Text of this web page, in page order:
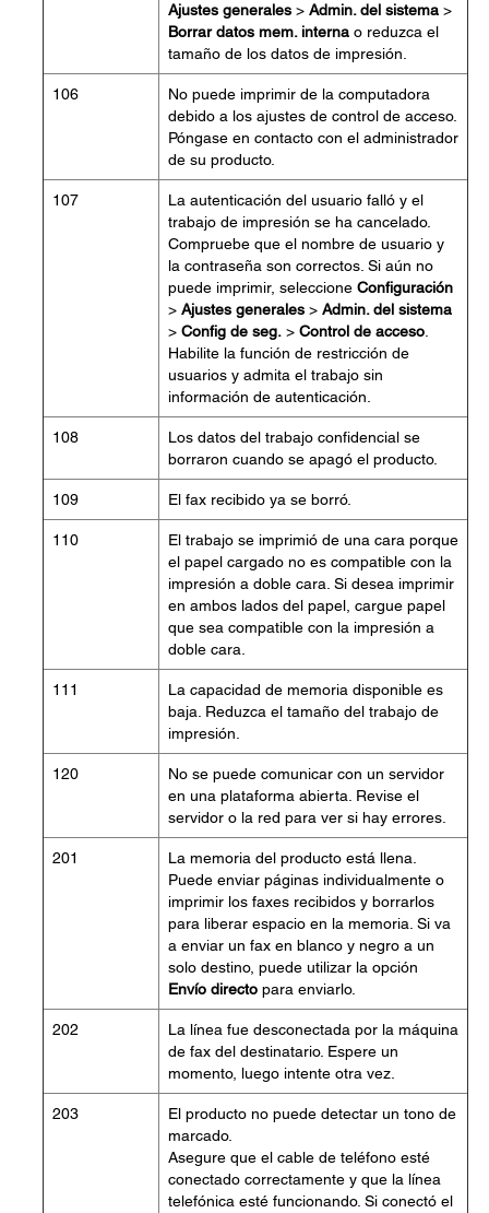
Ajustes generales > Admin. del sistema >
Borrar datos mem. interna o reduzca el
tamaño de los datos de impresión.
106
No puede imprimir de la computadora
debido a los ajustes de control de acceso.
Póngase en contacto con el administrador
de su producto.
107
La autenticación del usuario falló y el
trabajo de impresión se ha cancelado.
Compruebe que el nombre de usuario y
la contraseña son correctos. Si aún no
puede imprimir, seleccione Configuración
> Ajustes generales > Admin. del sistema
> Config de seg. > Control de acceso
Habilite la función de restricción de
usuarios y admita el trabajo sin
información de autenticación.
108
Los datos del trabajo confidencial se
borraron cuando se apagó el producto.
109 El fax recibido ya se borró.
110
El trabajo se imprimió de una cara porque
el papel cargado no es compatible con la
impresión a doble cara. Si desea imprimir
en ambos lados del papel, cargue papel
que sea compatible con la impresión a
doble cara.
111
La capacidad de memoria disponible es
baja. Reduzca el tamaño del trabajo de
impresión.
120
No se puede comunicar con un servidor
en una plataforma abierta. Revise el
servidor o la red para ver si hay errores.
201
La memoria del producto está llena.
Puede enviar páginas individualmente o
imprimir los faxes recibidos y borrarlos
para liberar espacio en la memoria. Si va
a enviar un fax en blanco y negro a un
solo destino, puede utilizar la opción
Envío directo para enviarlo.
202
La línea fue desconectada por la máquina
de fax del destinatario. Espere un
momento, luego intente otra vez.
203
El producto no puede detectar un tono de
marcado.
Asegure que el cable de teléfono esté
conectado correctamente y que la línea
telefónica esté funcionando. Si conectó el